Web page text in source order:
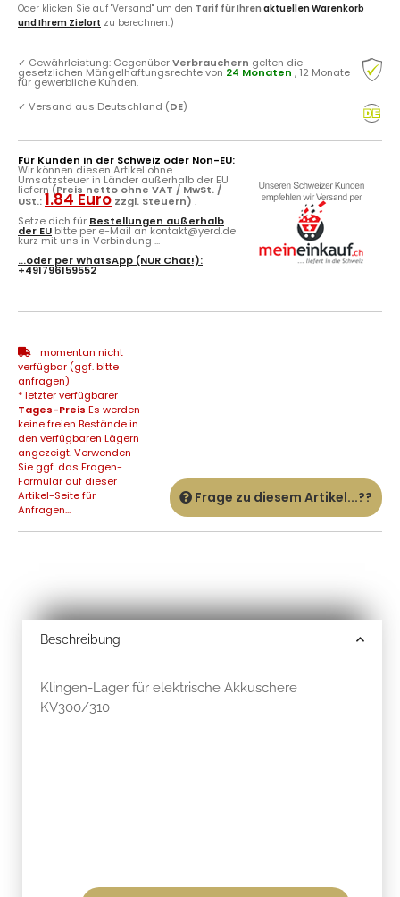
Oder klicken Sie auf "Versand" um den Tarif für Ihren aktuellen Warenkorb
und Ihrem Zielort zu berechnen.)
✓ Gewährleistung: GegenüberVerbrauchern gelten die
gesetzlichen Mängelhaftungsrechte von 24 Monaten , 12 Monate
für gewerbliche Kunden.
✓ Versand aus Deutschland (DE)
Für Kunden in der Schweiz oder Non-EU:
Wir können diesen Artikel ohne
Umsatzsteuer in Länder außerhalb der EU
liefern (Preis netto ohne VAT / MwSt. /
USt.:1.84 Euro zzgl. Steuern) .
Setze dich für Bestellungen außerhalb
der EU bitte per e-Mail an kontakt@yerd.de
kurz mit uns in Verbindung ...
...oder perWhatsApp (NUR Chat!):
+491796159552
momentan nicht
verfügbar (ggf. bitte
anfragen)
* letzter verfügbarer
Tages-Preis Es werden
keine freien Bestände in
den verfügbaren Lägern
angezeigt. Verwenden
Sie ggf. das Fragen-
Formular auf dieser
Artikel-Seite für
Anfragen...
Frage zu diesem Artikel...??
Beschreibung
Klingen-Lager für elektrische Akkuschere
KV300/310